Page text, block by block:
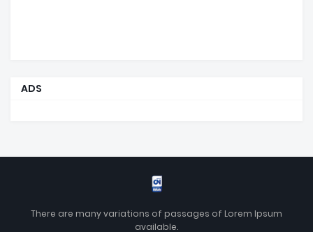
ADS
There are many variations of passages of Lorem Ipsum
available.